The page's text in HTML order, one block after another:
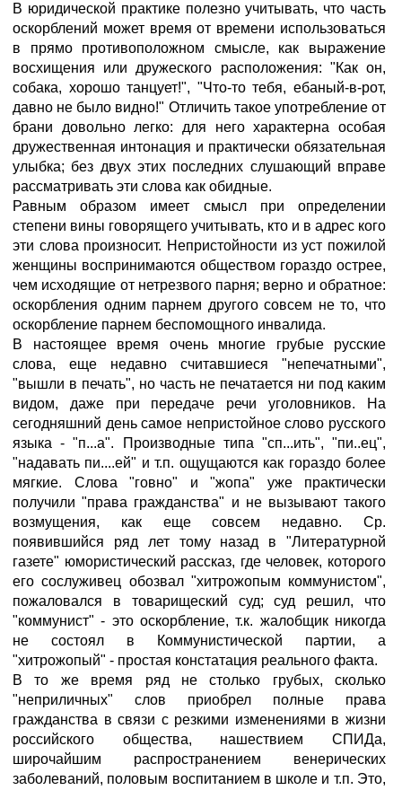
В юридической практике полезно учитывать, что часть
оскорблений может время от времени использоваться
в прямо противоположном смысле, как выражение
восхищения или дружеского расположения: "Как он,
собака, хорошо танцует!", "Что-то тебя, ебаный-в-рот,
давно не было видно!" Отличить такое употребление от
брани довольно легко: для него характерна особая
дружественная интонация и практически обязательная
улыбка; без двух этих последних слушающий вправе
рассматривать эти слова как обидные.
Равным образом имеет смысл при определении
степени вины говорящего учитывать, кто и в адрес кого
эти слова произносит. Непристойности из уст пожилой
женщины воспринимаются обществом гораздо острее,
чем исходящие от нетрезвого парня; верно и обратное:
оскорбления одним парнем другого совсем не то, что
оскорбление парнем беспомощного инвалида.
В настоящее время очень многие грубые русские
слова, еще недавно считавшиеся "непечатными",
"вышли в печать", но часть не печатается ни под каким
видом, даже при передаче речи уголовников. На
сегодняшний день самое непристойное слово русского
языка - "п...а". Производные типа "сп...ить", "пи..ец",
"надавать пи....ей" и т.п. ощущаются как гораздо более
мягкие. Слова "говно" и "жопа" уже практически
получили "права гражданства" и не вызывают такого
возмущения, как еще совсем недавно. Ср.
появившийся ряд лет тому назад в "Литературной
газете" юмористический рассказ, где человек, которого
его сослуживец обозвал "хитрожопым коммунистом",
пожаловался в товарищеский суд; суд решил, что
"коммунист" - это оскорбление, т.к. жалобщик никогда
не состоял в Коммунистической партии, а
"хитрожопый" - простая констатация реального факта.
В то же время ряд не столько грубых, сколько
"неприличных" слов приобрел полные права
гражданства в связи с резкими изменениями в жизни
российского общества, нашествием СПИДа,
широчайшим распространением венерических
заболеваний, половым воспитанием в школе и т.п. Это,